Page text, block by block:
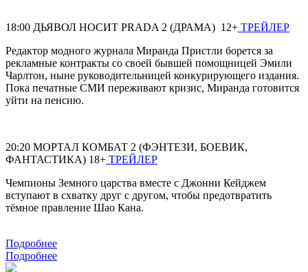
18:00 ДЬЯВОЛ НОСИТ PRADA 2 (ДРАМА) 12+ ТРЕЙЛЕР
Редактор модного журнала Миранда Пристли борется за
рекламные контракты со своей бывшей помощницей Эмили
Чарлтон, ныне руководительницей конкурирующего издания.
Пока печатные СМИ переживают кризис, Миранда готовится
уйти на пенсию.
20:20 МОРТАЛ КОМБАТ 2 (ФЭНТЕЗИ, БОЕВИК,
ФАНТАСТИКА) 18+ ТРЕЙЛЕР
Чемпионы Земного царства вместе с Джонни Кейджем
вступают в схватку друг с другом, чтобы предотвратить
тёмное правление Шао Кана.
Подробнее
Подробнее